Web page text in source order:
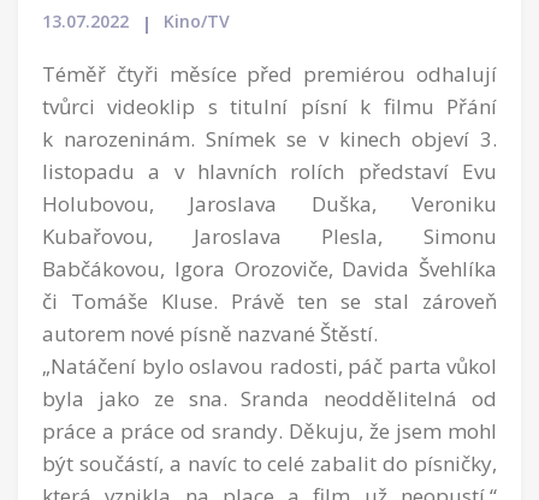
13.07.2022 Kino/TV
Téměř čtyři měsíce před premiérou odhalují
tvůrci videoklip s titulní písní k filmu Přání
k narozeninám. Snímek se v kinech objeví 3.
listopadu a v hlavních rolích představí Evu
Holubovou, Jaroslava Duška, Veroniku
Kubařovou, Jaroslava Plesla, Simonu
Babčákovou, Igora Orozoviče, Davida Švehlíka
či Tomáše Kluse. Právě ten se stal zároveň
autorem nové písně nazvané Štěstí.
„Natáčení bylo oslavou radosti, páč parta vůkol
byla jako ze sna. Sranda neoddělitelná od
práce a práce od srandy. Děkuju, že jsem mohl
být součástí, a navíc to celé zabalit do písničky,